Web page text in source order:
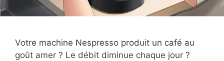
Votre machine Nespresso produit un café au
goût amer ? Le débit diminue chaque jour ?